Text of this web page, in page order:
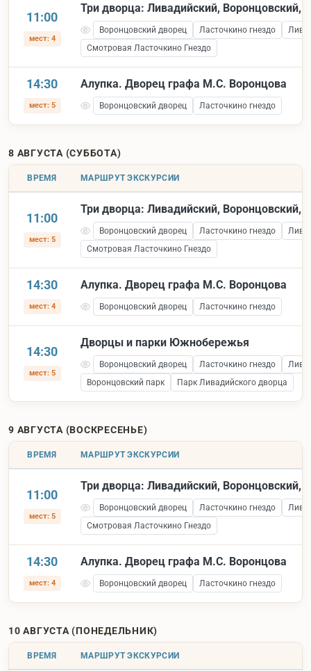
11:00
мест: 4
Три дворца: Ливадийский, Воронцовский,
Воронцовский дворец Ласточкино гнездо
Смотровая Ласточкино Гнездо
14:30
мест: 5
Алупка. Дворец графа М.С. Воронцова
Воронцовский дворец Ласточкино гнездо
8 АВГУСТА (СУББОТА)
ВРЕМЯ МАРШРУТ ЭКСКУРСИИ
11:00
мест: 5
Три дворца: Ливадийский, Воронцовский,
Воронцовский дворец Ласточкино гнездо
Смотровая Ласточкино Гнездо
14:30
мест: 4
Алупка. Дворец графа М.С. Воронцова
Воронцовский дворец Ласточкино гнездо
14:30
мест: 5
Дворцы и парки Южнобережья
Воронцовский дворец Ласточкино гнездо
Воронцовский парк
Парк Ливадийского дворца
9 АВГУСТА (ВОСКРЕСЕНЬЕ)
ВРЕМЯ МАРШРУТ ЭКСКУРСИИ
11:00
мест: 5
Три дворца: Ливадийский, Воронцовский,
Воронцовский дворец Ласточкино гнездо
Смотровая Ласточкино Гнездо
14:30
мест: 4
Алупка. Дворец графа М.С. Воронцова
Воронцовский дворец Ласточкино гнездо
10 АВГУСТА (ПОНЕДЕЛЬНИК)
ВРЕМЯ МАРШРУТ ЭКСКУРСИИ